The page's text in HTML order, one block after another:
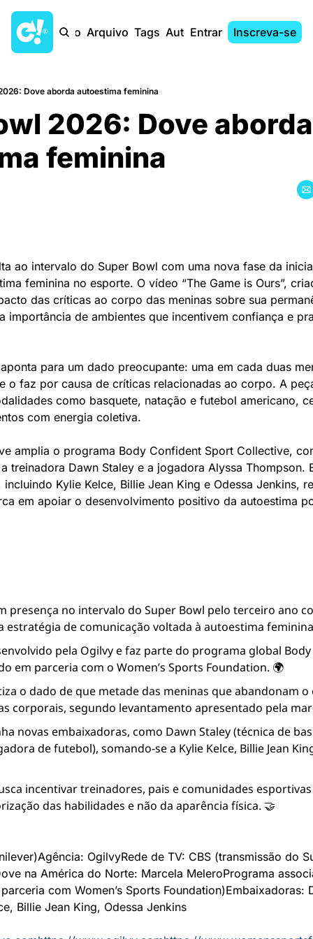
Início Arquivo Tags AutoresEntrar Inscreva-se
Dove aborda autoestima feminina
2026: Dove aborda
feminina
ao intervalo do Super Bowl com uma nova fase da
feminina no esporte. O vídeo “The Game is Ours”,
das críticas ao corpo das meninas sobre sua
importância de ambientes que incentivem confiança e
para um dado preocupante: uma em cada duas
o faz por causa de críticas relacionadas ao corpo. A
como basquete, natação e futebol americano,
com energia coletiva.
amplia o programa Body Confident Sport Collective,
treinadora Dawn Staley e a jogadora Alyssa Thompson.
Kylie Kelce, Billie Jean King e Odessa Jenkins,
em apoiar o desenvolvimento positivo da autoestima
presença no intervalo do Super Bowl pelo terceiro ano
estratégia de comunicação voltada à autoestima
pela Ogilvy e faz parte do programa global
em parceria com o Women’s Sports Foundation. 🌍
o dado de que metade das meninas que abandonam
corporais, segundo levantamento apresentado pela
novas embaixadoras, como Dawn Staley (técnica de
de futebol), somando-se a Kylie Kelce, Billie Jean
incentivar treinadores, pais e comunidades
das habilidades e não da aparência física. 🤝
Agência: OgilvyRede de TV: CBS (transmissão do
na América do Norte: Marcela MeleroPrograma
com Women’s Sports Foundation)Embaixadoras:
Billie Jean King, Odessa Jenkins